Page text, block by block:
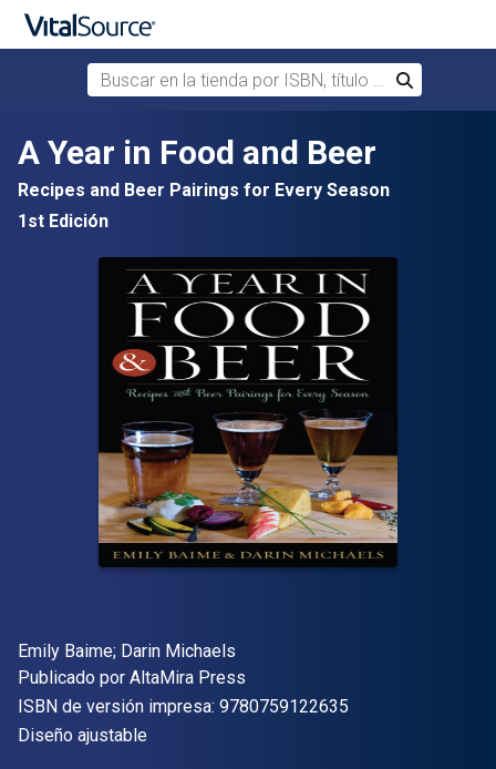
Saltar al contenido principal
Buscar en la tienda por ISBN, título o autor
Buscar
A Year in Food and Beer
Recipes and Beer Pairings for Every Season
1st Edición
Autor(es)
Emily Baime; Darin Michaels
Editorial
Publicado por AltaMira Press
ISBN de versión impresa: 9780759122635
Formato
Diseño ajustable